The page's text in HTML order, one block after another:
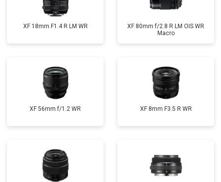
XF 18mm F1.4 R LM WR
XF 80mm f/2.8 R LM OIS WR
Macro
XF 56mm f/1.2 WR XF 8mm F3.5 R WR